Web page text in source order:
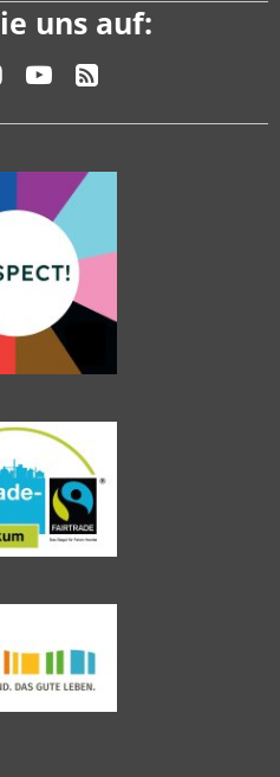
uns auf: